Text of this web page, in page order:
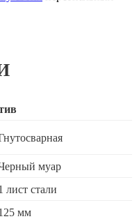
муар
лист стали
мм